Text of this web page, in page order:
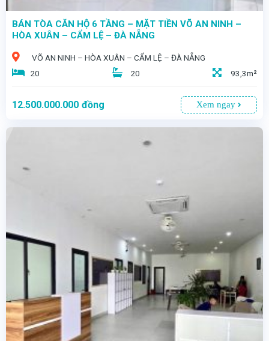
BÁN TÒA CĂN HỘ 6 TẦNG – MẶT TIỀN VÕ AN NINH –
HÒA XUÂN – CẨM LỆ – ĐÀ NẴNG
VÕ AN NINH – HÒA XUÂN – CẨM LỆ – ĐÀ NẴNG
20
20 93,3m²
12.500.000.000 đồng Xem ngay